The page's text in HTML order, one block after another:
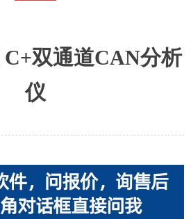
双通道CAN分析
仪